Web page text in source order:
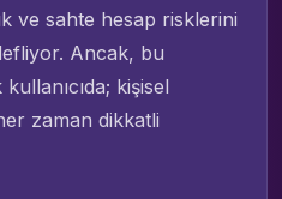
ve sahte hesap risklerini
Ancak, bu
kişisel
zaman dikkatli